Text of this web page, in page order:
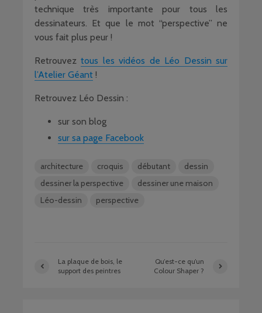
technique très importante pour tous les
dessinateurs. Et que le mot “perspective” ne
vous fait plus peur !
Retrouveztous les vidéos de Léo Dessin sur
l’Atelier Géant !
Retrouvez Léo Dessin :
sur son blog
sur sa page Facebook
architecture croquis débutant
dessin
dessiner la perspective
dessiner une maison
Léo-dessin
perspective
La plaque de bois, le
support des peintres
Qu’est-ce qu’un
Colour Shaper ?